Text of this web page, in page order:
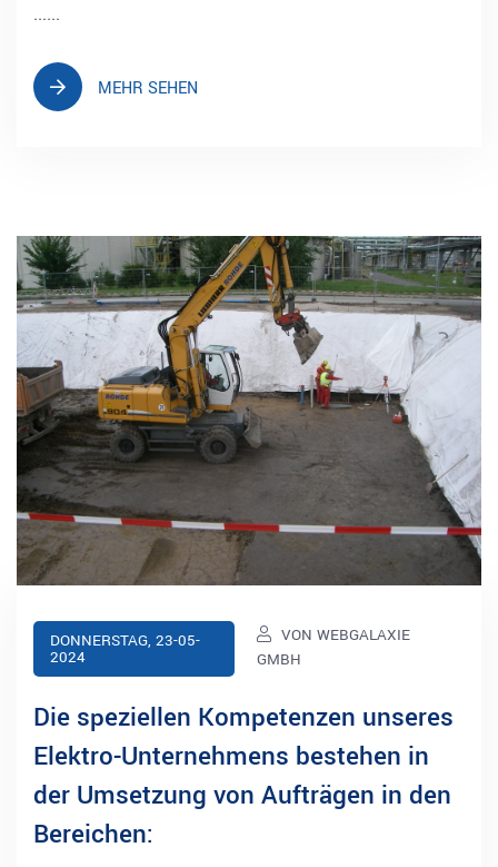
......
MEHR SEHEN
DONNERSTAG, 23-05-
2024
VON WEBGALAXIE
GMBH
Die speziellen Kompetenzen unseres
Elektro-Unternehmens bestehen in
der Umsetzung von Aufträgen in den
Bereichen: